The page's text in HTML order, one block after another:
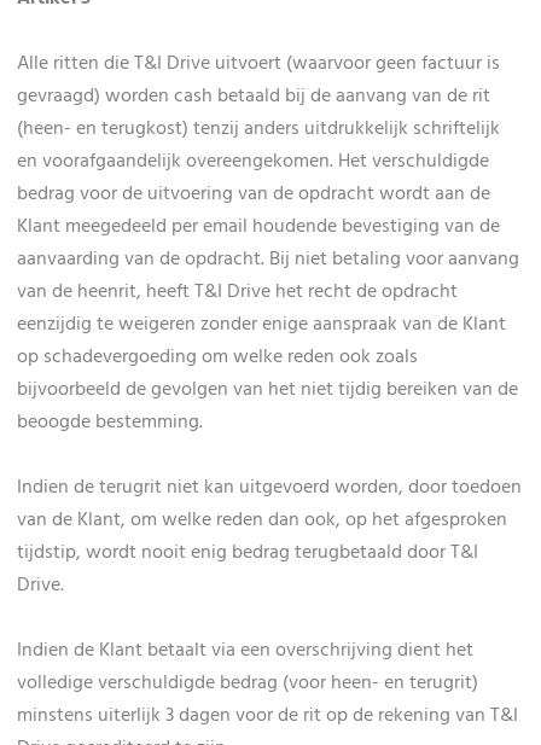
Alle ritten die T&I Drive uitvoert (waarvoor geen factuur is
gevraagd) worden cash betaald bij de aanvang van de rit
(heen- en terugkost) tenzij anders uitdrukkelijk schriftelijk
en voorafgaandelijk overeengekomen. Het verschuldigde
bedrag voor de uitvoering van de opdracht wordt aan de
Klant meegedeeld per email houdende bevestiging van de
aanvaarding van de opdracht. Bij niet betaling voor aanvang
van de heenrit, heeft T&I Drive het recht de opdracht
eenzijdig te weigeren zonder enige aanspraak van de Klant
op schadevergoeding om welke reden ook zoals
bijvoorbeeld de gevolgen van het niet tijdig bereiken van de
beoogde bestemming.
Indien de terugrit niet kan uitgevoerd worden, door toedoen
van de Klant, om welke reden dan ook, op het afgesproken
tijdstip, wordt nooit enig bedrag terugbetaald door T&I
Drive.
Indien de Klant betaalt via een overschrijving dient het
volledige verschuldigde bedrag (voor heen- en terugrit)
minstens uiterlijk 3 dagen voor de rit op de rekening van T&I